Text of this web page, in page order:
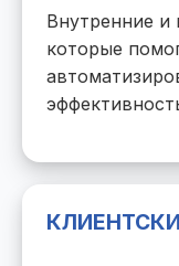
Внутренние
которые